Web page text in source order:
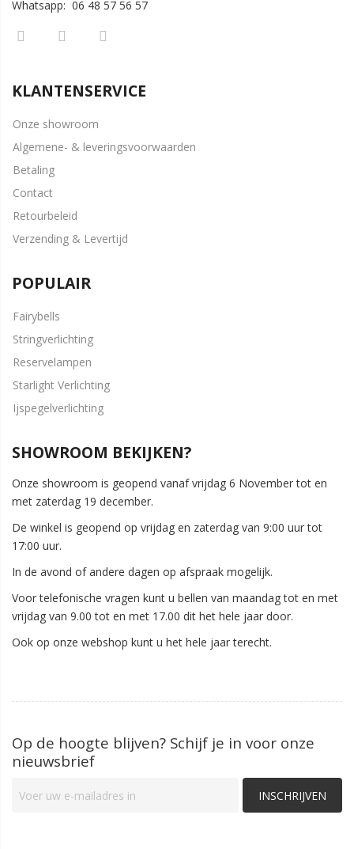
Whatsapp: 06 48 57 56 57
KLANTENSERVICE
Onze showroom
Algemene- & leveringsvoorwaarden
Betaling
Contact
Retourbeleid
Verzending & Levertijd
POPULAIR
Fairybells
Stringverlichting
Reservelampen
Starlight Verlichting
Ijspegelverlichting
SHOWROOM BEKIJKEN?
Onze showroom is geopend vanaf vrijdag 6 November tot en
met zaterdag 19 december.
De winkel is geopend op vrijdag en zaterdag van 9:00 uur tot
17:00 uur.
In de avond of andere dagen op afspraak mogelijk.
Voor telefonische vragen kunt u bellen van maandag tot en met
vrijdag van 9.00 tot en met 17.00 dit het hele jaar door.
Ook op onze webshop kunt u het hele jaar terecht.
Op de hoogte blijven? Schijf je in voor onze
nieuwsbrief
INSCHRIJVEN